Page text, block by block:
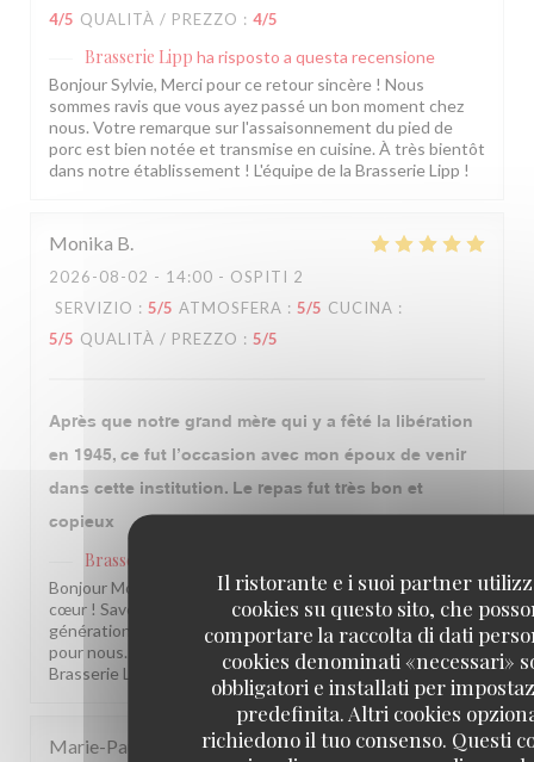
Il ristorante e i suoi partner
cookies su questo sito, che
comportare la raccolta di dati
cookies denominati «necessari»
obbligatori e installati per
predefinita. Altri cookies
richiedono il tuo consenso. Questi
4/5 QUALITÀ / PREZZO : 4/5
Brasserie Lipp ha risposto a questa recensione
Bonjour Sylvie, Merci pour ce retour sincère ! Nous
sommes ravis que vous ayez passé un bon moment chez
nous. Votre remarque sur l'assaisonnement du pied de
porc est bien notée et transmise en cuisine. À très bientôt
dans notre établissement ! L'équipe de la Brasserie Lipp !
Monika B
2026-08-02 - 14:00 - OSPITI 2
SERVIZIO : 5/5 ATMOSFERA : 5/5 CUCINA :
5/5 QUALITÀ / PREZZO : 5/5
Après que notre grand mère qui y a fêté la libération
en 1945, ce fut l’occasion avec mon époux de venir
dans cette institution. Le repas fut très bon et
copieux
Brasserie Lipp
Bonjour Monika, Quel beau message, merci du fond du
cœur ! Savoir que notre établissement traverse les
générations de votre famille, c'est une fierté immense
pour nous. On espère vous revoir bientôt ! L'équipe de la
Brasserie Lipp !
Marie-Paul